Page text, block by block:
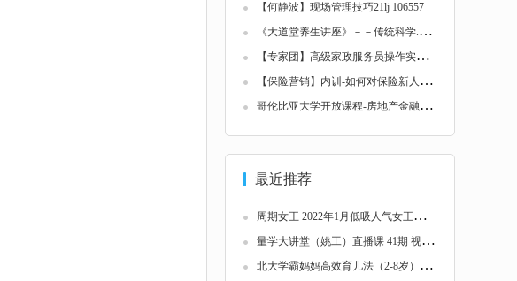
【何静波】现场管理技巧21lj 106557
《
大道堂养生讲座》－－传统科学.优生优育(ed...
【
专家团】高级家政服务员操作实务21lj 12509...
【
保险营销】内训-如何对保险新人进行有效辅导...
哥
伦比亚大学开放课程-房地产金融学 I(ed2k2)...
最近推荐
周
期女王 2022年1月低吸人气女王龙头交易系统...
量
学大讲堂（姚工）直播课 41期 视频-股票技巧...
北
大学霸妈妈高效育儿法（2-8岁）-培育出高竞...